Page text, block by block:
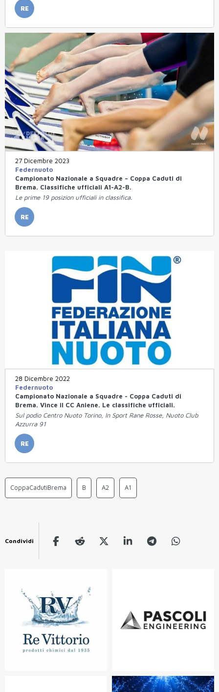
RE
27 Dicembre 2023
Federnuoto
Campionato Nazionale a Squadre – Coppa Caduti di
Brema. Classifiche ufficiali A1-A2-B.
Le prime 19 posizion ufficiali in classifica.
RE
28 Dicembre 2022
Federnuoto
Campionato Nazionale a Squadre - Coppa Caduti di
Brema. Vince il CC Aniene. Le classifiche ufficiali.
Sul podio Centro Nuoto Torino, In Sport Rane Rosse, Nuoto Club
Azzurra 91
RE
CoppaCadutiBrema B A2 A1
Condividi